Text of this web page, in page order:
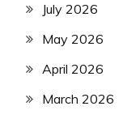
July 2026
May 2026
April 2026
March 2026